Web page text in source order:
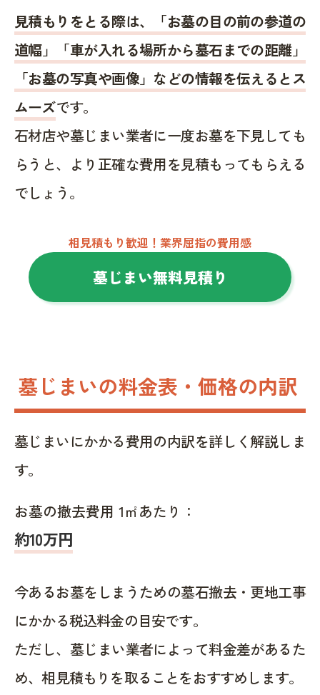
見積もりをとる際は、「お墓の目の前の参道の
道幅」「車が入れる場所から墓石までの距離」
「お墓の写真や画像」などの情報を伝えるとス
ムーズです。
石材店や墓じまい業者に一度お墓を下見しても
らうと、より正確な費用を見積もってもらえる
でしょう。
相見積もり歓迎！業界屈指の費用感
墓じまい無料見積り
墓じまいの料金表・価格の内訳
墓じまいにかかる費用の内訳を詳しく解説しま
す。
お墓の撤去費用 1㎡あたり：
約10万円
今あるお墓をしまうための墓石撤去・更地工事
にかかる税込料金の目安です。
ただし、墓じまい業者によって料金差があるた
め、相見積もりを取ることをおすすめします。